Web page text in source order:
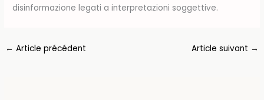
disinformazione legati a interpretazioni soggettive.
← Article précédent Article suivant →